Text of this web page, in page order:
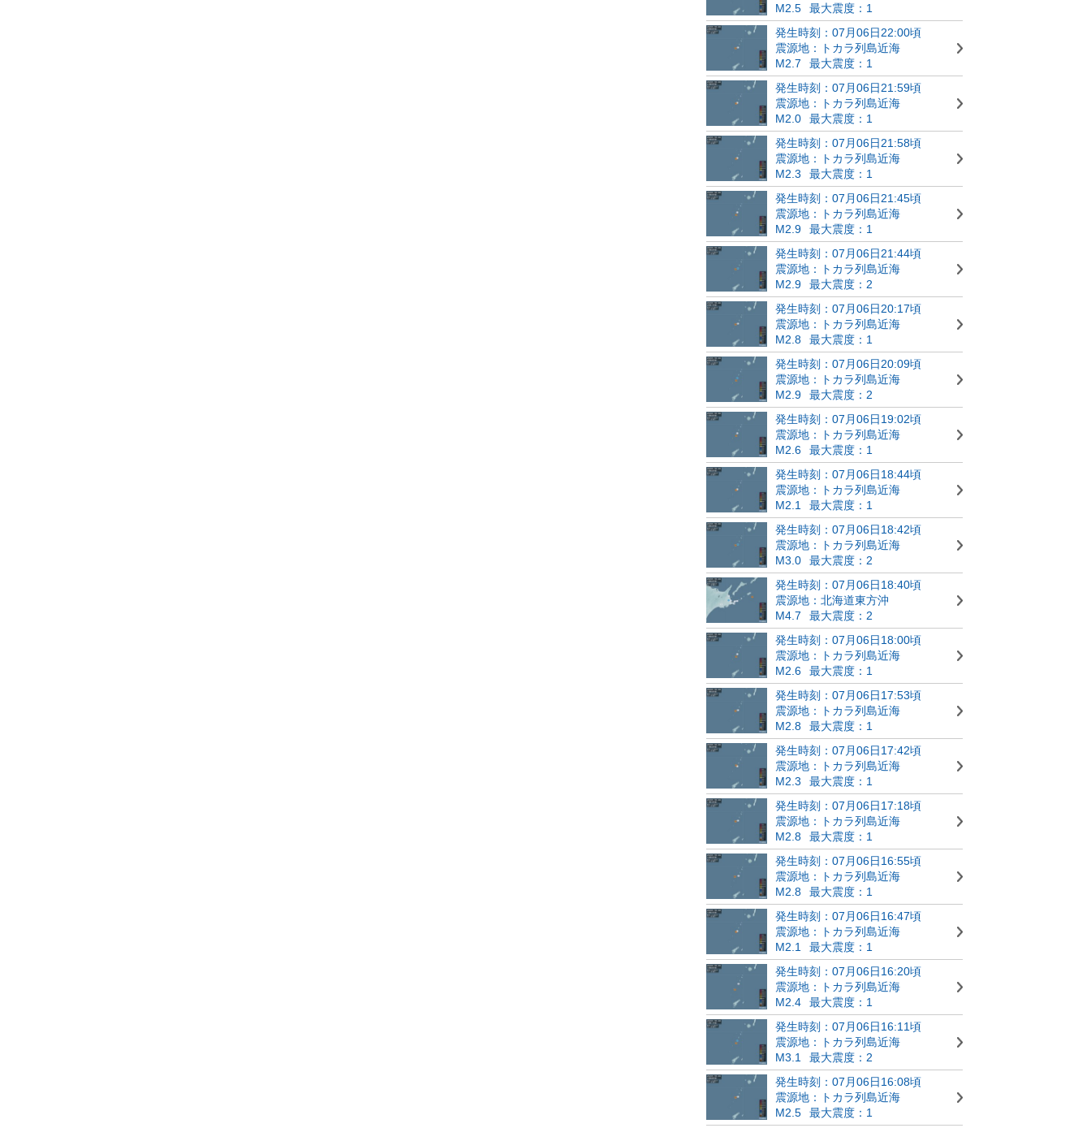
M2.5
最大震度：1
発生時刻：07月06日22:00頃
震源地：トカラ列島近海
M2.7
最大震度：1
発生時刻：07月06日21:59頃
震源地：トカラ列島近海
M2.0
最大震度：1
発生時刻：07月06日21:58頃
震源地：トカラ列島近海
M2.3
最大震度：1
発生時刻：07月06日21:45頃
震源地：トカラ列島近海
M2.9
最大震度：1
発生時刻：07月06日21:44頃
震源地：トカラ列島近海
M2.9
最大震度：2
発生時刻：07月06日20:17頃
震源地：トカラ列島近海
M2.8
最大震度：1
発生時刻：07月06日20:09頃
震源地：トカラ列島近海
M2.9
最大震度：2
発生時刻：07月06日19:02頃
震源地：トカラ列島近海
M2.6
最大震度：1
発生時刻：07月06日18:44頃
震源地：トカラ列島近海
M2.1
最大震度：1
発生時刻：07月06日18:42頃
震源地：トカラ列島近海
M3.0
最大震度：2
発生時刻：07月06日18:40頃
震源地：北海道東方沖
M4.7
最大震度：2
発生時刻：07月06日18:00頃
震源地：トカラ列島近海
M2.6
最大震度：1
発生時刻：07月06日17:53頃
震源地：トカラ列島近海
M2.8
最大震度：1
発生時刻：07月06日17:42頃
震源地：トカラ列島近海
M2.3
最大震度：1
発生時刻：07月06日17:18頃
震源地：トカラ列島近海
M2.8
最大震度：1
発生時刻：07月06日16:55頃
震源地：トカラ列島近海
M2.8
最大震度：1
発生時刻：07月06日16:47頃
震源地：トカラ列島近海
M2.1
最大震度：1
発生時刻：07月06日16:20頃
震源地：トカラ列島近海
M2.4
最大震度：1
発生時刻：07月06日16:11頃
震源地：トカラ列島近海
M3.1
最大震度：2
発生時刻：07月06日16:08頃
震源地：トカラ列島近海
M2.5
最大震度：1